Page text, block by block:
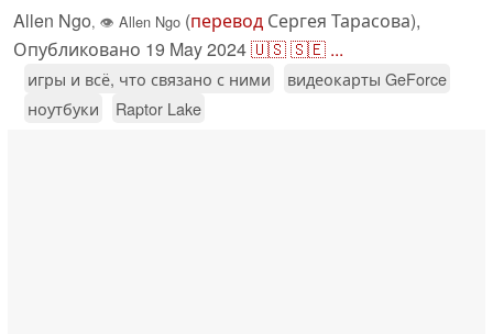
Allen Ngo, 👁 Allen Ngo (перевод Сергея Тарасова),
Опубликовано 19 May 2024🇺🇸🇸🇪 ...
игры и всё, что связано с ними
видеокарты GeForce
ноутбуки
Raptor Lake